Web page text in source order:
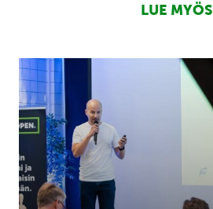
LUE MYÖS
SUPERFINN
2026:
FeelHobby
is
ready
for
global
scale